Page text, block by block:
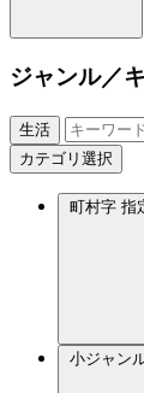
ジャンル／
生活
カテゴリ選択
町村字 指
小ジャン